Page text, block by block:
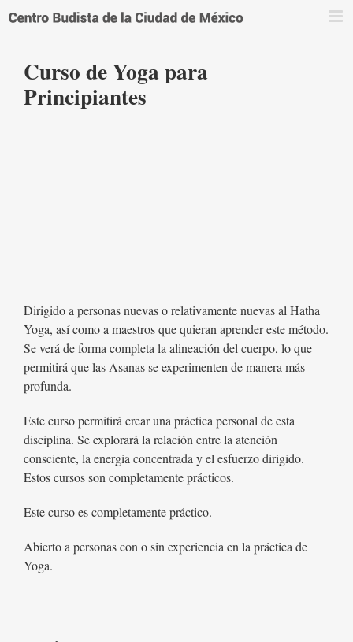
Curso de Yoga para
Principiantes
Dirigido a personas nuevas o relativamente nuevas al Hatha
Yoga, así como a maestros que quieran aprender este método.
Se verá de forma completa la alineación del cuerpo, lo que
permitirá que las Asanas se experimenten de manera más
profunda.
Este curso permitirá crear una práctica personal de esta
disciplina. Se explorará la relación entre la atención
consciente, la energía concentrada y el esfuerzo dirigido.
Estos cursos son completamente prácticos.
Este curso es completamente práctico.
Abierto a personas con o sin experiencia en la práctica de
Yoga.